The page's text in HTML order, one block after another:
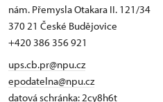
nám. Přemysla Otakara II. 121/34
370 21 České Budějovice
+420 386 356 921
ups.cb.pr@npu.cz
epodatelna@npu.cz
datová schránka: 2cy8h6t​